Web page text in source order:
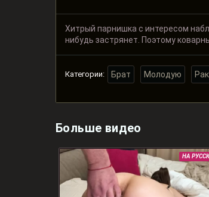
Хитрый парнишка с интересом
нибудь застрянет. Поэтому
Категории: Брат Молодую
Больше видео
НА